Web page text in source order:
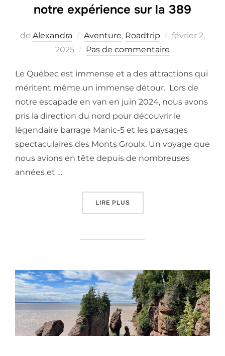
notre expérience sur la 389
de Alexandra Aventure, Roadtrip
Posted
février 2,
2025
Pas de commentaire
Le Québec est immense et a des attractions qui
méritent même un immense détour. Lors de
notre escapade en van en juin 2024, nous avons
pris la direction du nord pour découvrir le
légendaire barrage Manic-5 et les paysages
spectaculaires des Monts Groulx. Un voyage que
nous avions en tête depuis de nombreuses
années et …
LIRE PLUS« À LA DÉCOUVERTE DE